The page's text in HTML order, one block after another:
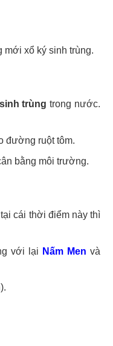
mới xổ ký sinh trùng.
trùng trong nước.
đường ruột tôm.
bằng môi trường.
cái thời điểm này thì
với lại Nấm Men và